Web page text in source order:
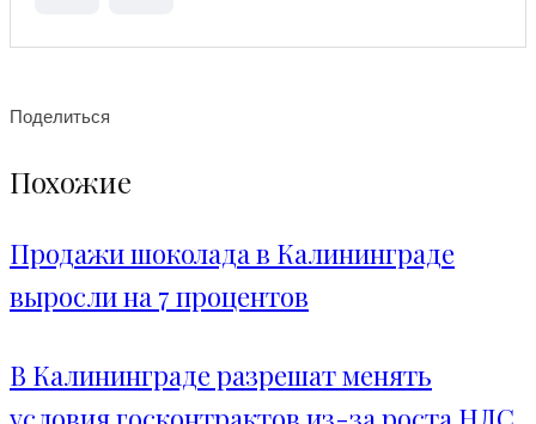
Поделиться
Похожие
Продажи шоколада в Калининграде
выросли на 7 процентов
В Калининграде разрешат менять